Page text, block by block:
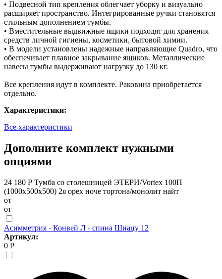
• Подвесной тип крепления облегчает уборку и визуально
расширяет пространство. Интегрированные ручки становятся
стильным дополнением тумбы.
• Вместительные выдвижные ящики подходят для хранения
средств личной гигиены, косметики, бытовой химии.
• В модели установлены надежные направляющие Quadro, что
обеспечивает плавное закрывание ящиков. Металлические
навесы тумбы выдерживают нагрузку до 130 кг.
Все крепления идут в комплекте. Раковина приобретается
отдельно.
Характеристики:
Все характеристики
Дополните комплект нужными
опциями
24 180 Р Тумба со столешницей ЭТЕРИ/Vortex 100П
(1000х500х500) 2я орех ноче тортона/монолит найт
от
от
Асимметрия - Конвей Л - спина Шиацу 12
Артикул:
0 Р